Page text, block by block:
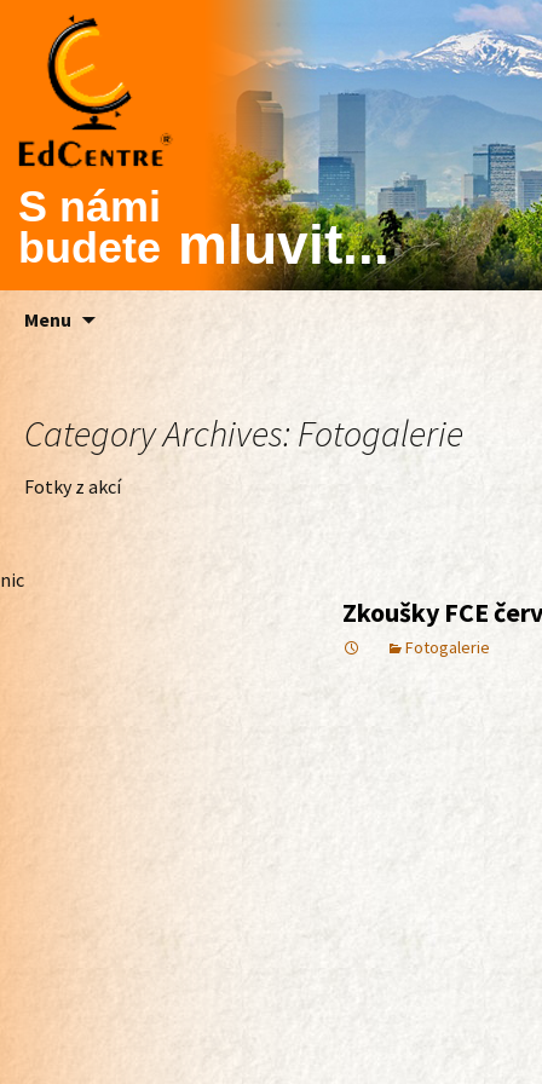
S námi
budete mluvit...
Menu
Category Archives: Fotogalerie
Fotky z akcí
nic
Zkoušky FCE
Fotogalerie